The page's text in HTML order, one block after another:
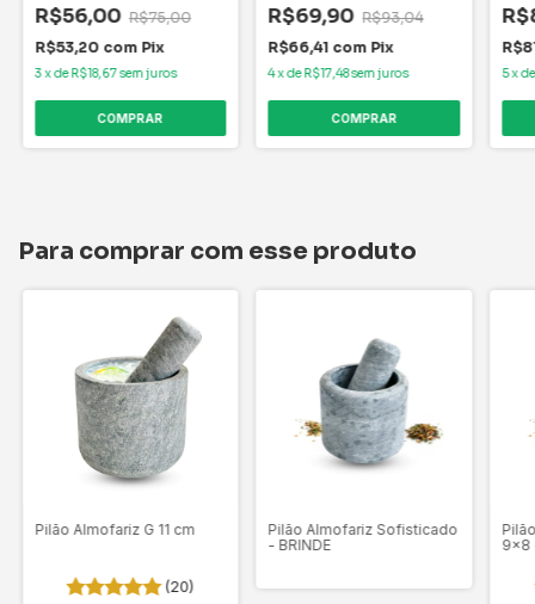
R$56,00 R$75,00
R$53,20 com Pix
3xdeR$18,67sem juros
R$69,90 R$93,04
R$66,41 com Pix
4xdeR$17,48sem juros 5x
Para comprar com esse produto
Pilão Almofariz G 11 cm
(20)
Pilão Almofariz Sofisticado
- BRINDE
9x8